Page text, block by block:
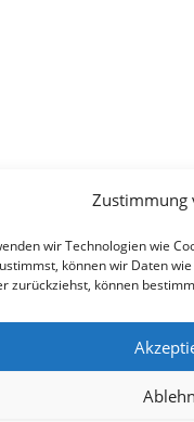
Zustimmung
wir Technologien wie
können wir Daten
zurückziehst, können